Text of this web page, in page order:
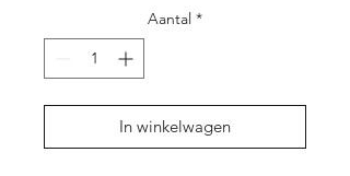
Aantal *
In winkelwagen